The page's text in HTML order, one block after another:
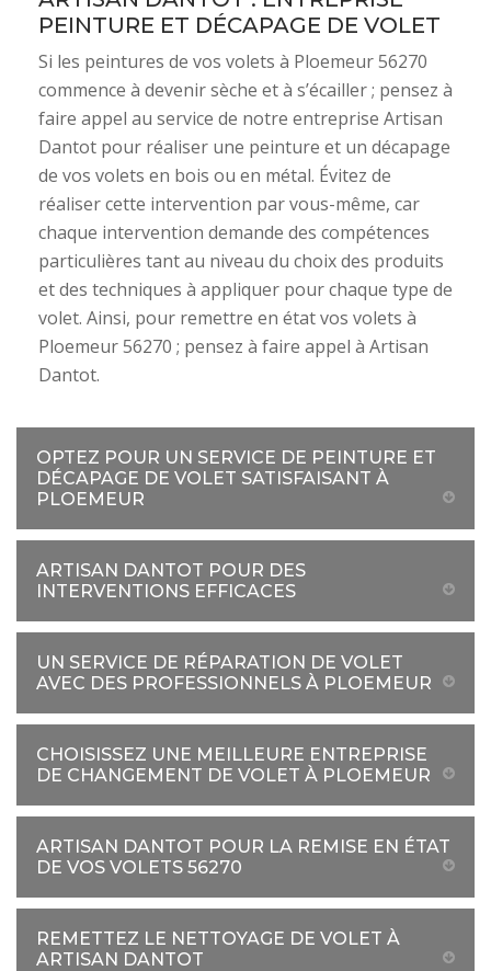
PEINTURE ET DÉCAPAGE DE VOLET
Si les peintures de vos volets à Ploemeur 56270
commence à devenir sèche et à s’écailler ; pensez à
faire appel au service de notre entreprise Artisan
Dantot pour réaliser une peinture et un décapage
de vos volets en bois ou en métal. Évitez de
réaliser cette intervention par vous-même, car
chaque intervention demande des compétences
particulières tant au niveau du choix des produits
et des techniques à appliquer pour chaque type de
volet. Ainsi, pour remettre en état vos volets à
Ploemeur 56270 ; pensez à faire appel à Artisan
Dantot.
OPTEZ POUR UN SERVICE DE PEINTURE ET
DÉCAPAGE DE VOLET SATISFAISANT À
PLOEMEUR
ARTISAN DANTOT POUR DES
INTERVENTIONS EFFICACES
UN SERVICE DE RÉPARATION DE VOLET
AVEC DES PROFESSIONNELS À PLOEMEUR
CHOISISSEZ UNE MEILLEURE ENTREPRISE
DE CHANGEMENT DE VOLET À PLOEMEUR
ARTISAN DANTOT POUR LA REMISE EN ÉTAT
DE VOS VOLETS 56270
REMETTEZ LE NETTOYAGE DE VOLET À
ARTISAN DANTOT